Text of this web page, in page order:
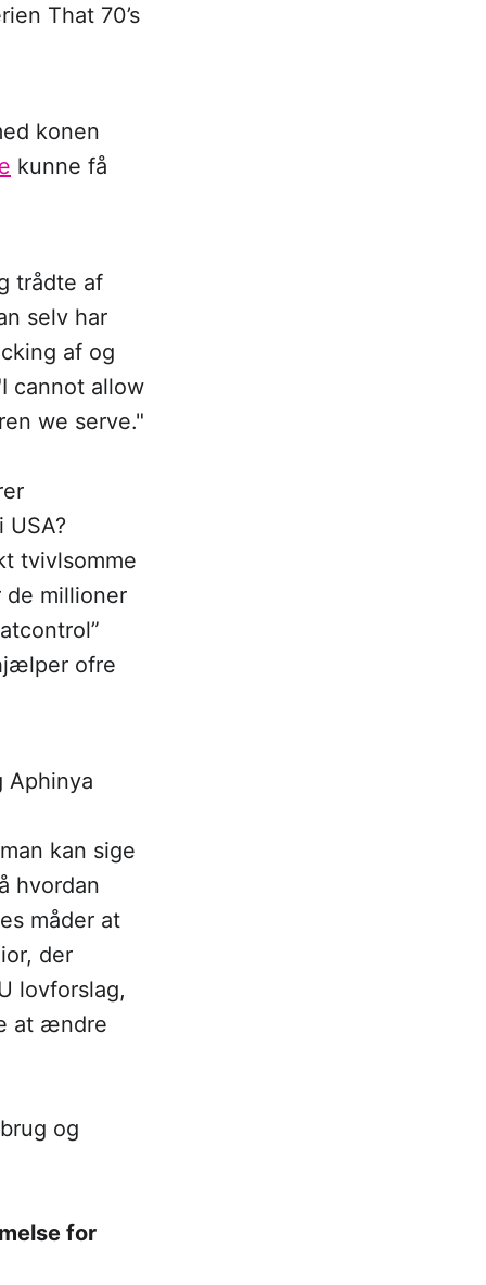
That 70’s
konen
kunne få
trådte af
selv har
af og
cannot allow
we serve."
tvivlsomme
de millioner
ofre
Aphinya
kan sige
hvordan
måder at
der
lovforslag,
at ændre
og
for